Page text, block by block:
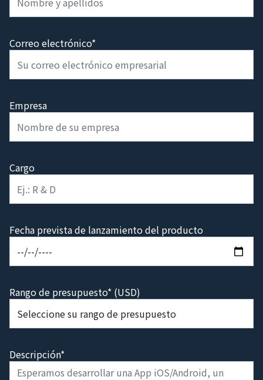
Correo electrónico*
Empresa
Cargo
Fecha prevista de lanzamiento del producto
Rango de presupuesto* (USD)
Descripción*